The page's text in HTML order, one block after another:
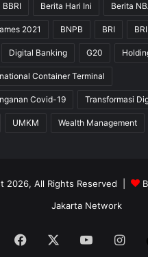
BBRI Berita Hari Ini Berita
2021 BNPB BRI
Digital Banking G20
Container Terminal
Covid-19 Transformasi
UMKM Wealth Management
2026, All Rights Reserved |
Jakarta Network
Facebook YouTube